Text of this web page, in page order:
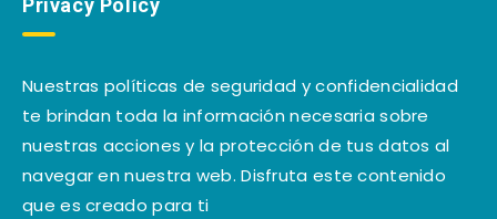
Privacy Policy
Nuestras políticas de seguridad y confidencialidad
te brindan toda la información necesaria sobre
nuestras acciones y la protección de tus datos al
navegar en nuestra web. Disfruta este contenido
que es creado para ti